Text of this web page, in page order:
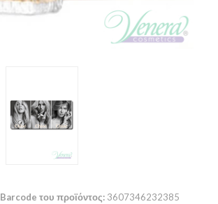
Barcode του προϊόντος:3607346232385